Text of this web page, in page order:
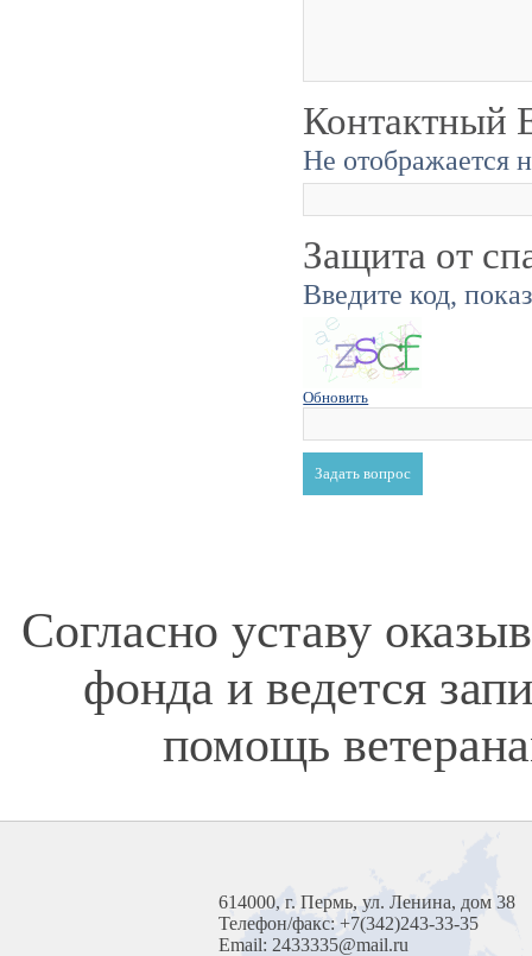
Контактный
Не отображается
Защита от
Введите код,
Обновить
Согласно уставу
фонда и ведется
помощь
614000, г. Пермь, ул. Ленина, дом 38
Телефон/факс: +7(342)243-33-35
Email: 2433335@mail.ru